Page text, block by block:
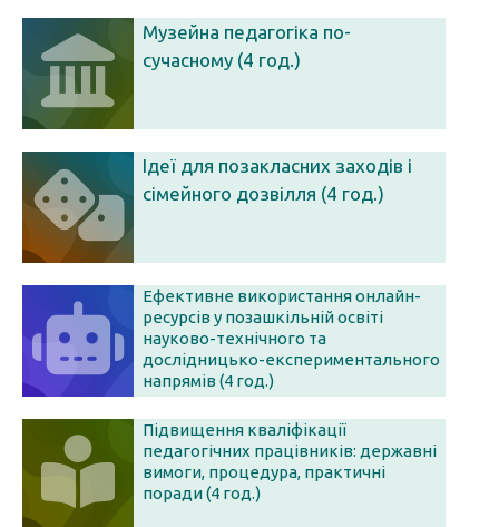
Музейна педагогіка по-
сучасному (4 год.)
Ідеї для позакласних заходів і
сімейного дозвілля (4 год.)
Ефективне використання онлайн-
ресурсів у позашкільній освіті
науково-технічного та
дослідницько-експериментального
напрямів (4 год.)
Підвищення кваліфікації
педагогічних працівників: державні
вимоги, процедура, практичні
поради (4 год.)